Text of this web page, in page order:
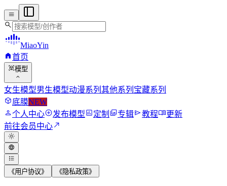
menu
search
MiaoYin
home首页
view_in_ar模型
expand_more
女生模型男生模型动漫系列 其他系列 宝藏系列
deployed_code底膜NEW
person个人中心add_circle发布模型assessment定制 photo_library专辑send教程menu_book更新
前往会员中心north_east
light_mode
language
format_list_bulleted
《用户协议》 《隐私政策》